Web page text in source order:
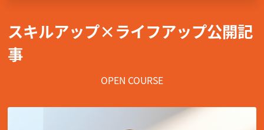
スキルアップ×ライフアップ公開記
事
OPEN COURSE